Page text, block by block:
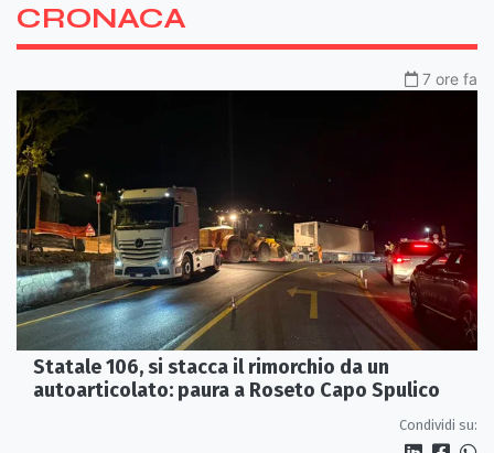
CRONACA
7 ore fa
Statale 106, si stacca il rimorchio da un
autoarticolato: paura a Roseto Capo Spulico
Condividi su: